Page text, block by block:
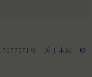
号 关于本站
联